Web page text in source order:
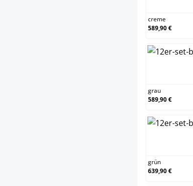
creme
589,90 €
grau
589,90 €
grün
639,90 €